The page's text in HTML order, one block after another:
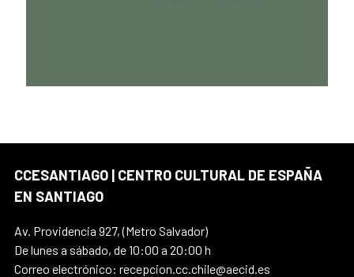
CCESANTIAGO | CENTRO CULTURAL DE ESPAÑA
EN SANTIAGO
Av. Providencia 927, (Metro Salvador)
De lunes a sábado, de 10:00 a 20:00 h
Correo electrónico: recepcion.cc.chile@aecid.es